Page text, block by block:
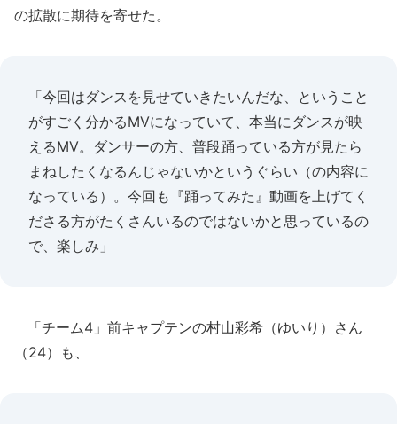
の拡散に期待を寄せた。
「今回はダンスを見せていきたいんだな、ということ
がすごく分かるMVになっていて、本当にダンスが映
えるMV。ダンサーの方、普段踊っている方が見たら
まねしたくなるんじゃないかというぐらい（の内容に
なっている）。今回も『踊ってみた』動画を上げてく
ださる方がたくさんいるのではないかと思っているの
で、楽しみ」
「チーム4」前キャプテンの村山彩希（ゆいり）さん
（24）も、